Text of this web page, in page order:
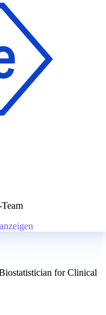
for Clinical